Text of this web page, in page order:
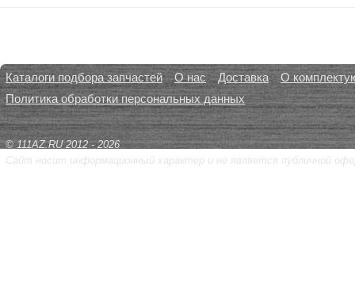
Каталоги подбора запчастей О нас Доставка
О
Политика обработки персональных данных
© 111AZ.RU 2012 - 2026
Сайт носит информационный характер и не является публичной